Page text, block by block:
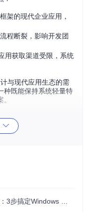
架的现代企业应用，
程断裂，影响开发团
用获取渠道受限，系统
与现代应用生态的需
种既能保持系统轻量特
剖析
通过PowerShell手动
码介入
（平均需要12个步
11应用生态缺失难题